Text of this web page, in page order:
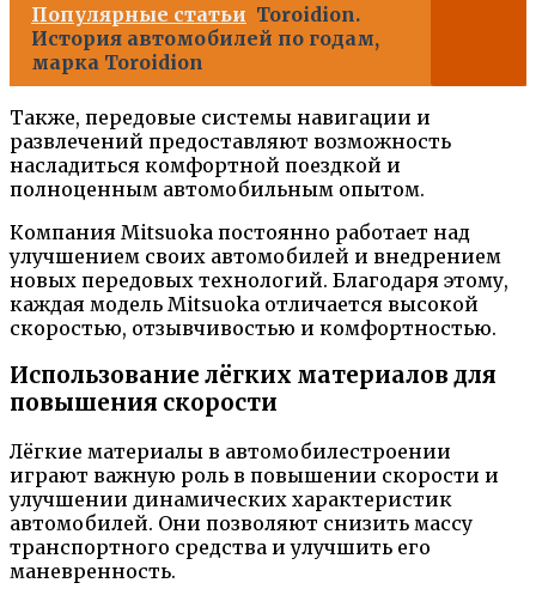
Популярные статьи Toroidion.
История автомобилей по годам,
марка Toroidion
Также, передовые системы навигации и
развлечений предоставляют возможность
насладиться комфортной поездкой и
полноценным автомобильным опытом.
Компания Mitsuoka постоянно работает над
улучшением своих автомобилей и внедрением
новых передовых технологий. Благодаря этому,
каждая модель Mitsuoka отличается высокой
скоростью, отзывчивостью и комфортностью.
Использование лёгких материалов для
повышения скорости
Лёгкие материалы в автомобилестроении
играют важную роль в повышении скорости и
улучшении динамических характеристик
автомобилей. Они позволяют снизить массу
транспортного средства и улучшить его
маневренность.